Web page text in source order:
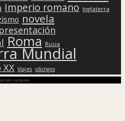
Imperio romano Inglaterra
novela
presentación
Roma Rusia
Mundial
Viajes vikingos
cultural